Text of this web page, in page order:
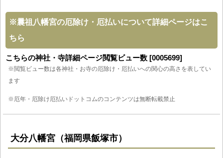
※曩祖八幡宮の厄除け・厄払いについて詳細ページはこ
ちら
こちらの神社・寺詳細ページ閲覧ビュー数 [0005699]
※閲覧ビュー数は各神社・お寺の厄除け・厄払いへの関心の高さを表してい
ます
※厄年・厄除け厄払いドットコムのコンテンツは無断転載禁止
大分八幡宮（福岡県飯塚市）